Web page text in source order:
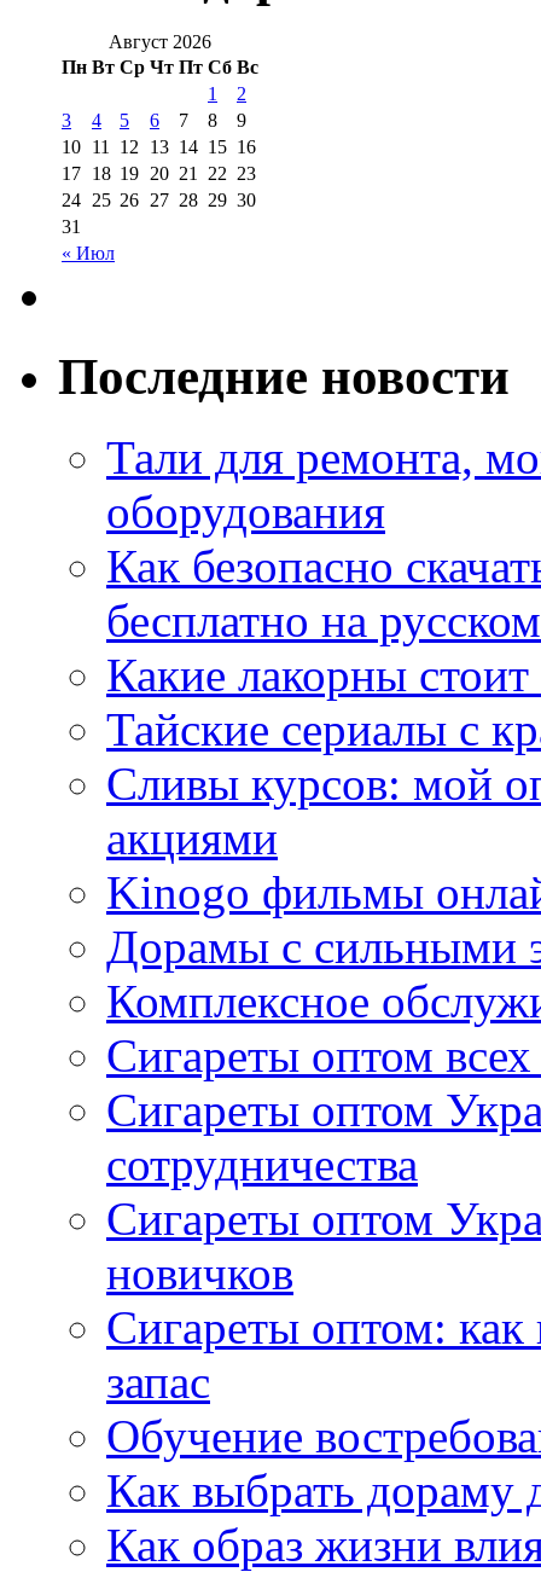
Август 2026
Пн Вт Ср Чт Пт Сб Вс
« Июл
1
2
3
4 5 6 7 8
9
10 11 12 13 14 15 16
17 18 19 20 21 22 23
24 25 26 27 28 29 30
31
Последние новости
Тали для ремонта,
оборудования
Как безопасно
бесплатно на
Какие лакорны
Тайские сериалы с
Сливы курсов: мой
акциями
Kinogo фильмы
Дорамы с сильными
Комплексное
Сигареты оптом
Сигареты оптом
сотрудничества
Сигареты оптом
новичков
Сигареты оптом:
запас
Обучение
Как выбрать дораму
Как образ жизни